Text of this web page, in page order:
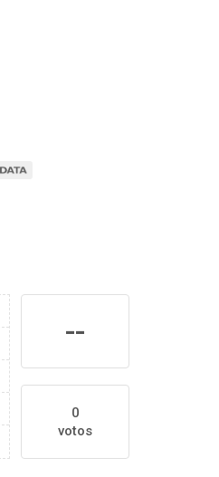
--
0
votos